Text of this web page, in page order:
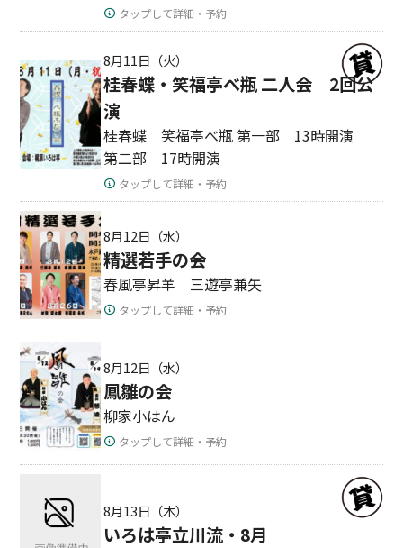
タップして詳細・予約
8月11日（火）
桂春蝶・笑福亭べ瓶 二人会 2回公
演
桂春蝶 笑福亭べ瓶 第一部 13時開演
第二部 17時開演
タップして詳細・予約
8月12日（水）
精選若手の会
春風亭昇羊 三遊亭兼矢
タップして詳細・予約
8月12日（水）
鳳雛の会
柳家小はん
タップして詳細・予約
8月13日（木）
いろは亭立川流・8月